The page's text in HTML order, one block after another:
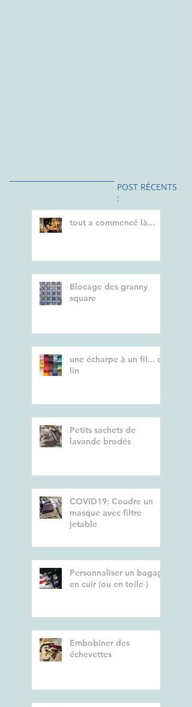
POST RÉCENTS
:
tout a commencé là...
Blocage des granny
square
une écharpe à un fil... de
lin
Petits sachets de
lavande brodés
COVID19: Coudre un
masque avec filtre
jetable
Personnaliser un bagage
en cuir (ou en toile )
Embobiner des
échevettes